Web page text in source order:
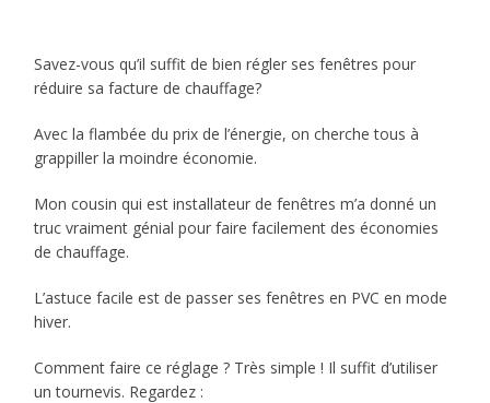
Savez-vous qu’il suffit de bien régler ses fenêtres pour
réduire sa facture de chauffage?
Avec la flambée du prix de l’énergie, on cherche tous à
grappiller la moindre économie.
Mon cousin qui est installateur de fenêtres m’a donné un
truc vraiment génial pour faire facilement des économies
de chauffage.
L’astuce facile est de passer ses fenêtres en PVC en mode
hiver.
Comment faire ce réglage ? Très simple ! Il suffit d’utiliser
un tournevis. Regardez :